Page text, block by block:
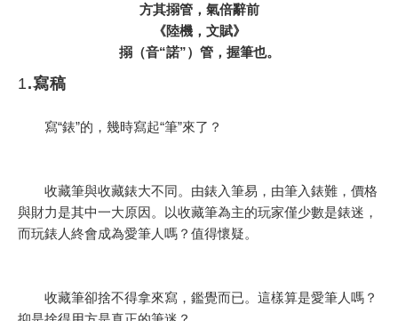
方其搦管，氣倍辭前
《陸機，文賦》
搦（音“諾”）管，握筆也。
1.寫稿
寫“錶”的，幾時寫起“筆”來了？
收藏筆與收藏錶大不同。由錶入筆易，由筆入錶難，價格
與財力是其中一大原因。以收藏筆為主的玩家僅少數是錶迷，
而玩錶人終會成為愛筆人嗎？值得懷疑。
收藏筆卻捨不得拿來寫，鑑覺而已。這樣算是愛筆人嗎？